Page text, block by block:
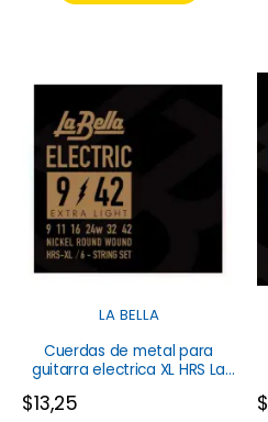
LA BELLA
Cuerdas de metal para
guitarra electrica XL HRS La
$13,25 $